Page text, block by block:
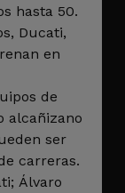
hasta 50.
Ducati,
en
de
alcañizano
ser
carreras.
Álvaro